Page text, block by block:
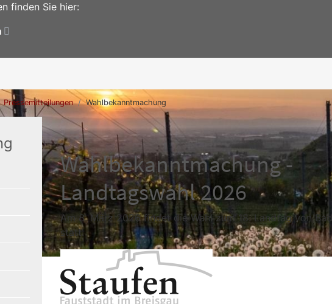
finden Sie hier:
Pressemitteilungen Wahlbekanntmachung
Wahlbekanntmachung -
Landtagswahl 2026
Am 8. März 2026 findet die Wahl zum 18. Landtag von
statt.